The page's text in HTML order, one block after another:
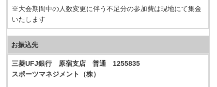
※大会期間中の人数変更に伴う不足分の参加費は現地にて集金
いたします
お振込先
三菱UFJ銀行 原宿支店 普通 1255835
スポーツマネジメント（株）